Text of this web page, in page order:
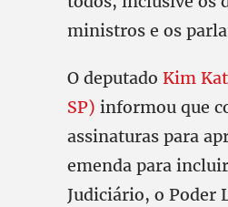
ministros e os
O deputado Kim
SP) informou que
assinaturas para
emenda para
Judiciário, o Poder